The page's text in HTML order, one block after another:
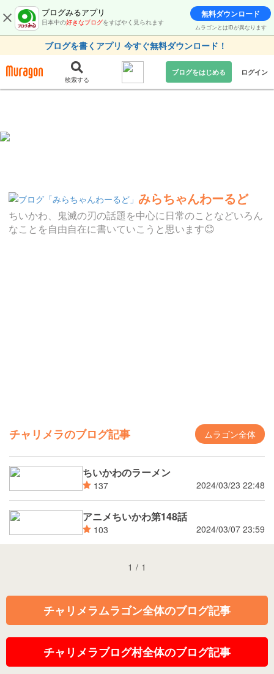
ブログみるアプリ
日本中の好きなブログをすばやく見られます
無料ダウンロード
ムラゴンとはIDが異なります
ブログを書くアプリ 今すぐ無料ダウンロード！
検索する
ブログをはじめる ログイン
みらちゃんわーるど
ちいかわ、鬼滅の刃の話題を中心に日常のことなどいろん
なことを自由自在に書いていこうと思います😊
チャリメラのブログ記事 ムラゴン全体
ちいかわのラーメン
137 2024/03/23 22:48
アニメちいかわ第148話
103 2024/03/07 23:59
1 / 1
チャリメラムラゴン全体のブログ記事
チャリメラブログ村全体のブログ記事